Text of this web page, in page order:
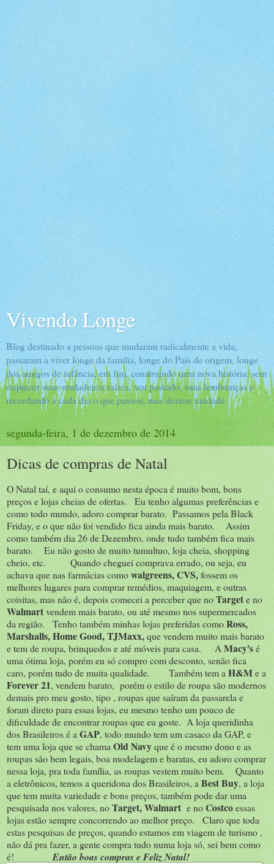
Vivendo Longe
Blog destinado a pessoas que mudaram radicalmente a vida,
passaram a viver longe da familia, longe do País de origem, longe
dos amigos de infância, em fim, construindo uma nova história; sem
esquecer suas verdadeiras raízes, seu passado, suas lembranças e
recordando a cada dia o que passou, mas deixou saudade.
segunda-feira, 1 de dezembro de 2014
Dicas de compras de Natal
O Natal taí, e aqui o consumo nesta época é muito bom, bons
preços e lojas cheias de ofertas. Eu tenho algumas preferências e
como todo mundo, adoro comprar barato. Passamos pela Black
Friday, e o que não foi vendido fica ainda mais barato. Assim
como também dia 26 de Dezembro, onde tudo também fica mais
barato. Eu não gosto de muito tumultuo, loja cheia, shopping
cheio, etc. Quando cheguei comprava errado, ou seja, eu
achava que nas farmácias comowalgreens, CVS,fossem os
melhores lugares para comprar remédios, maquiagem, e outras
coisitas, mas não é, depois comecei a perceber que noTargete no
Walmartvendem mais barato, ou até mesmo nos supermercados
da região. Tenho também minhas lojas preferidas comoRoss,
Marshalls, Home Good, TJMaxx,que vendem muito mais barato
e tem de roupa, brinquedos e até móveis para casa. A Macy'sé
uma ótima loja, porém eu só compro com desconto, senão fica
caro, porém tudo de muita qualidade. Também tem a H&Me a
Forever 21, vendem barato, porém o estilo de roupa são modernos
demais pro meu gosto, tipo , roupas que saíram da passarela e
foram direto para essas lojas, eu mesmo tenho um pouco de
dificuldade de encontrar roupas que eu goste. A loja queridinha
dos Brasileiros é a GAP, todo mundo tem um casaco da GAP, e
tem uma loja que se chama Old Navyque é o mesmo dono e as
roupas são bem legais, boa modelagem e baratas, eu adoro comprar
nessa loja, pra toda família, as roupas vestem muito bem. Quanto
a eletrônicos, temos a queridona dos Brasileiros, a Best Buy, a loja
que tem muita variedade e bons preços, também pode dar uma
pesquisada nos valores, noTarget, Walmart e noCostcoessas
lojas estão sempre concorrendo ao melhor preço. Claro que toda
estas pesquisas de preços, quando estamos em viagem de turismo ,
não dá pra fazer, a gente compra tudo numa loja só, sei bem como
é! Então boas compras e Feliz Natal!